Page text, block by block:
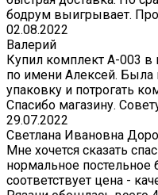
бодрум выигрывает.
02.08.2022
Валерий
Купил комплект A-003
по имени Алексей.
упаковку и потрогать
Спасибо магазину.
29.07.2022
Светлана Ивановна
Мне хочется сказать
нормальное
соответствует цена -